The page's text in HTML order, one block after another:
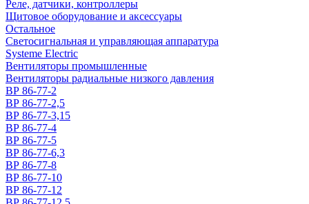
Реле, датчики, контроллеры
Щитовое оборудование и аксессуары
Остальное
Светосигнальная и управляющая аппаратура
Systeme Electric
Вентиляторы промышленные
Вентиляторы радиальные низкого давления
ВР 86-77-2
ВР 86-77-2,5
ВР 86-77-3,15
ВР 86-77-4
ВР 86-77-5
ВР 86-77-6,3
ВР 86-77-8
ВР 86-77-10
ВР 86-77-12